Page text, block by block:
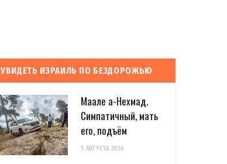
УВИДЕТЬ ИЗРАИЛЬ ПО БЕЗДОРОЖЬЮ
Маале а-Нехмад.
Симпатичный, мать
его, подъём
5 АВГУСТА 2026